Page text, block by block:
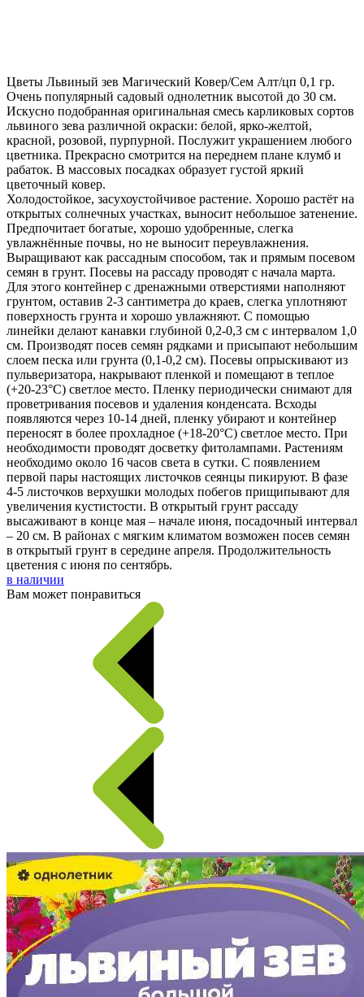
Цветы Львиный зев Магический Ковер/Сем Алт/цп 0,1 гр.
Очень популярный садовый однолетник высотой до 30 см.
Искусно подобранная оригинальная смесь карликовых сортов
львиного зева различной окраски: белой, ярко-желтой,
красной, розовой, пурпурной. Послужит украшением любого
цветника. Прекрасно смотрится на переднем плане клумб и
рабаток. В массовых посадках образует густой яркий
цветочный ковер.
Холодостойкое, засухоустойчивое растение. Хорошо растёт на
открытых солнечных участках, выносит небольшое затенение.
Предпочитает богатые, хорошо удобренные, слегка
увлажнённые почвы, но не выносит переувлажнения.
Выращивают как рассадным способом, так и прямым посевом
семян в грунт. Посевы на рассаду проводят с начала марта.
Для этого контейнер с дренажными отверстиями наполняют
грунтом, оставив 2-3 сантиметра до краев, слегка уплотняют
поверхность грунта и хорошо увлажняют. С помощью
линейки делают канавки глубиной 0,2-0,3 см с интервалом 1,0
см. Производят посев семян рядками и присыпают небольшим
слоем песка или грунта (0,1-0,2 см). Посевы опрыскивают из
пульверизатора, накрывают пленкой и помещают в теплое
(+20-23°С) светлое место. Пленку периодически снимают для
проветривания посевов и удаления конденсата. Всходы
появляются через 10-14 дней, пленку убирают и контейнер
переносят в более прохладное (+18-20°C) светлое место. При
необходимости проводят досветку фитолампами. Растениям
необходимо около 16 часов света в сутки. С появлением
первой пары настоящих листочков сеянцы пикируют. В фазе
4-5 листочков верхушки молодых побегов прищипывают для
увеличения кустистости. В открытый грунт рассаду
высаживают в конце мая – начале июня, посадочный интервал
– 20 см. В районах с мягким климатом возможен посев семян
в открытый грунт в середине апреля. Продолжительность
цветения с июня по сентябрь.
в наличии
Вам может понравиться